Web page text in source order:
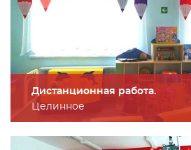
Дистанционная работа.
Целинное